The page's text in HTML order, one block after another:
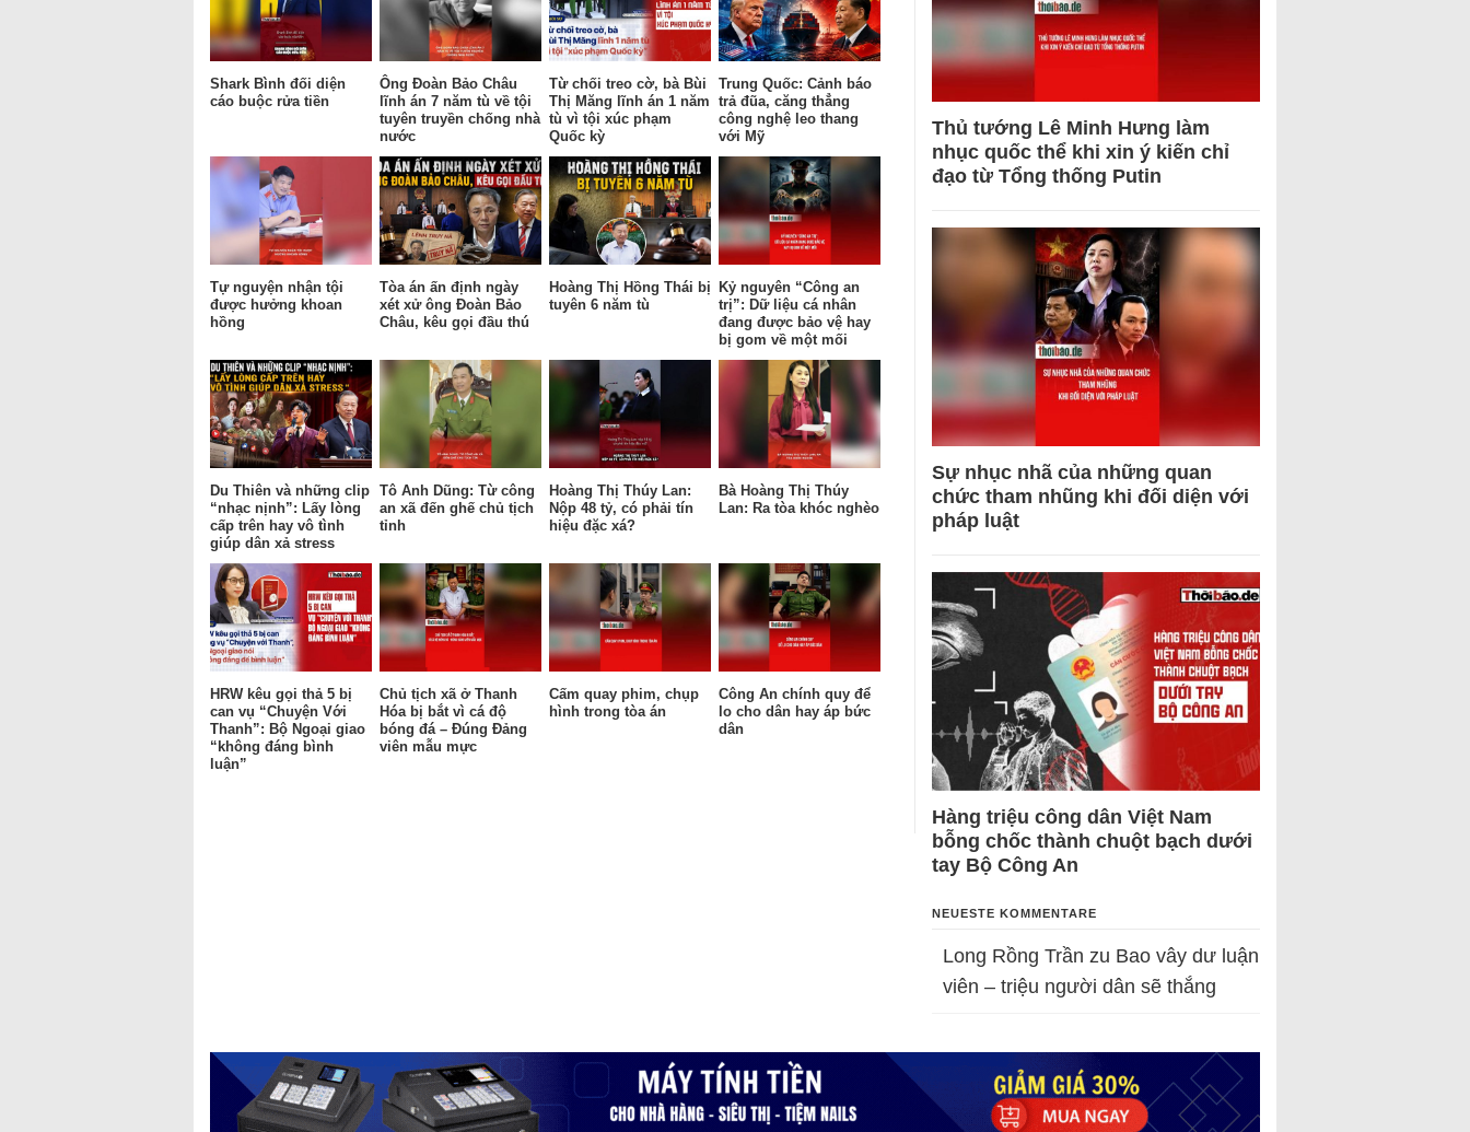
Shark Bình đối diện
cáo buộc rửa tiền
Ông Đoàn Bảo Châu
lĩnh án 7 năm tù về tội
tuyên truyền chống nhà
nước
Từ chối treo cờ, bà Bùi
Thị Măng lĩnh án 1 năm
tù vì tội xúc phạm
Quốc kỳ
Trung Quốc: Cảnh báo
trả đũa, căng thẳng
công nghệ leo thang
với Mỹ
Tự nguyện nhận tội
được hưởng khoan
hồng
Tòa án ấn định ngày
xét xử ông Đoàn Bảo
Châu, kêu gọi đầu thú
Hoàng Thị Hồng Thái bị
tuyên 6 năm tù
Kỷ nguyên “Công an
trị”: Dữ liệu cá nhân
đang được bảo vệ hay
bị gom về một mối
Du Thiên và những clip
“nhạc nịnh”: Lấy lòng
cấp trên hay vô tình
giúp dân xả stress
Tô Anh Dũng: Từ công
an xã đến ghế chủ tịch
tỉnh
Hoàng Thị Thúy Lan:
Nộp 48 tỷ, có phải tín
hiệu đặc xá?
Bà Hoàng Thị Thúy
Lan: Ra tòa khóc nghèo
HRW kêu gọi thả 5 bị
can vụ “Chuyện Với
Thanh”: Bộ Ngoại giao
“không đáng bình
luận”
Chủ tịch xã ở Thanh
Hóa bị bắt vì cá độ
bóng đá – Đúng Đảng
viên mẫu mực
Cấm quay phim, chụp
hình trong tòa án
Công An chính quy để
lo cho dân hay áp bức
dân
Thủ tướng Lê Minh Hưng làm
nhục quốc thể khi xin ý kiến chỉ
đạo từ Tổng thống Putin
Sự nhục nhã của những quan
chức tham nhũng khi đối diện với
pháp luật
Hàng triệu công dân Việt Nam
bỗng chốc thành chuột bạch dưới
tay Bộ Công An
NEUESTE KOMMENTARE
Long Rồng Trần zu Bao vây dư luận
viên – triệu người dân sẽ thắng